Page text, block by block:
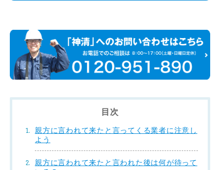
目次
親方に言われて来たと言ってくる業者に注意し
よう
親方に言われて来たと言われた後は何が待って